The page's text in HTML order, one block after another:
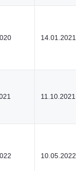
14.01.2021
11.10.2021
10.05.2022